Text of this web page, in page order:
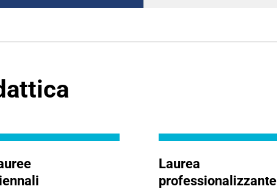
Laurea
professionalizzante